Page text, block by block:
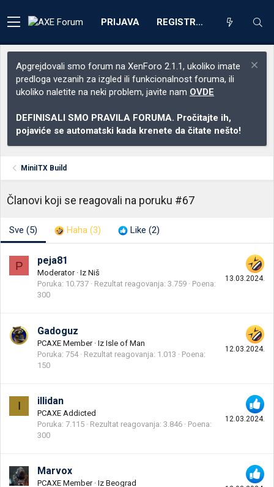
PRIJAVA REGISTRACIJA
Apgrejdovali smo forum na XenForo 2.1.1, ukoliko imate
predloga vezanih za izgled ili funkcionalnost foruma, ili
ukoliko naletite na neki problem, javite nam OVDE
DEFINISALI SMO PRAVILA FORUMA. Pročitajte ih,
pojaviće se automatski kada krenete da čitate nešto!
MiniITX Build
Članovi koji se reagovali na poruku #67
Sve (5) Haha (3) Like (2)
P
13.03.2024.
peja81
Moderator · Iz Niš
Poruka 10.737 Rezultat reagovanja 3.759
Poena
300
12.03.2024.
Gadoguz
PCAXE Member · Iz Isle of Man
Poruka 754 Rezultat reagovanja 1.013
Poena
150
I
12.03.2024.
illidan
PCAXE Addicted
Poruka 7.115 Rezultat reagovanja 3.846
Poena
300
Marvox
PCAXE Member · Iz Beograd